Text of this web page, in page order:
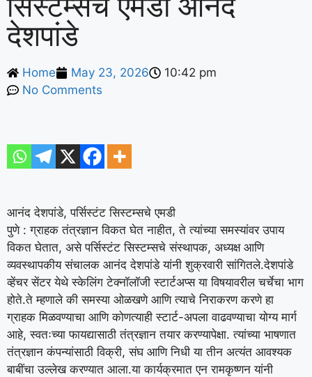
देशपांडे
Home May 23, 2026
10:42 pm
No Comments
आनंद देशपांडे, पर्सिस्टंट सिस्टम्सचे एमडी
पुणे :ग्राहक तंत्रज्ञान विकत घेत नाहीत, ते त्यांच्या समस्यांवर उपाय
विकत घेतात, असे पर्सिस्टंट सिस्टम्सचे संस्थापक, अध्यक्ष आणि
व्यवस्थापकीय संचालक आनंद देशपांडे यांनी शुक्रवारी सांगितले.देशपांडे
व्हेंचर सेंटर येथे स्केलिंग टेक्नॉलॉजी स्टार्टअप्स या विषयावरील चर्चेचा भाग
होते.ते म्हणाले की समस्या ओळखणे आणि त्याचे निराकरण करणे हा
ग्राहक मिळवण्याचा आणि कोणत्याही स्टार्ट-अपला वाढवण्याचा योग्य मार्ग
आहे, स्वतःच्या फायद्यासाठी तंत्रज्ञान तयार करण्यापेक्षा. त्यांच्या भाषणात
तंत्रज्ञान कंपन्यांसाठी विक्री, संघ आणि निधी या तीन अत्यंत आवश्यक
बाबींचा उल्लेख करण्यात आला.या कार्यक्रमात एन रामकृष्णन यांनी